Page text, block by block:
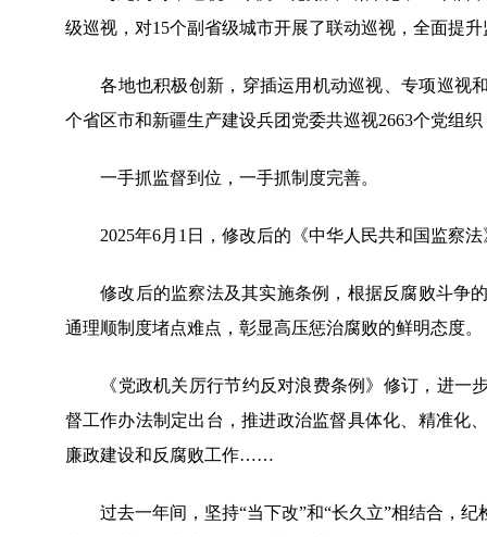
级巡视，对15个副省级城市开展了联动巡视，全面提
各地也积极创新，穿插运用机动巡视、专项巡视和
个省区市和新疆生产建设兵团党委共巡视2663个党组
一手抓监督到位，一手抓制度完善。
2025年6月1日，修改后的《中华人民共和国监察法
修改后的监察法及其实施条例，根据反腐败斗争的
通理顺制度堵点难点，彰显高压惩治腐败的鲜明态度。
《党政机关厉行节约反对浪费条例》修订，进一步
督工作办法制定出台，推进政治监督具体化、精准化
廉政建设和反腐败工作……
过去一年间，坚持“当下改”和“长久立”相结合，纪